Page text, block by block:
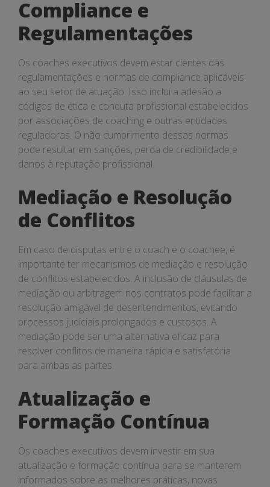
Compliance e
Regulamentações
Os coaches executivos devem estar cientes das
regulamentações e normas de compliance aplicáveis
ao seu setor de atuação. Isso inclui a adesão a
códigos de ética e conduta profissional estabelecidos
por associações de coaching e outras entidades
reguladoras. O não cumprimento dessas normas
pode resultar em sanções, perda de credibilidade e
danos à reputação profissional.
Mediação e Resolução
de Conflitos
Em caso de disputas entre o coach e o coachee, é
importante ter mecanismos de mediação e resolução
de conflitos estabelecidos. A inclusão de cláusulas de
mediação ou arbitragem nos contratos pode facilitar a
resolução amigável de desentendimentos, evitando
processos judiciais prolongados e custosos. A
mediação pode ser uma alternativa eficaz para
resolver conflitos de maneira rápida e satisfatória
para ambas as partes.
Atualização e
Formação Contínua
Os coaches executivos devem investir em sua
atualização e formação contínua para se manterem
informados sobre as melhores práticas, novas